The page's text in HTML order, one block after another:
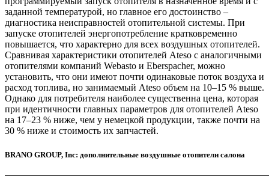
заданной температурой, но главное его достоинство –
диагностика неисправностей отопительной системы. При
запуске отопителей энергопотребление кратковременно
повышается, что характерно для всех воздушных отопителей.
Сравнивая характеристики отопителей Ateso с аналогичными
отопителями компаний Webasto и Eberspacher, можно
установить, что они имеют почти одинаковые поток воздуха и
расход топлива, но занимаемый Ateso объем на 10–15 % выше.
Однако для потребителя наиболее существенна цена, которая
при идентичности главных параметров для отопителей Ateso
на 17–23 % ниже, чем у немецкой продукции, также почти на
30 % ниже и стоимость их запчастей.
BRANO GROUP, Inc: дополнительные воздушные отопители салона